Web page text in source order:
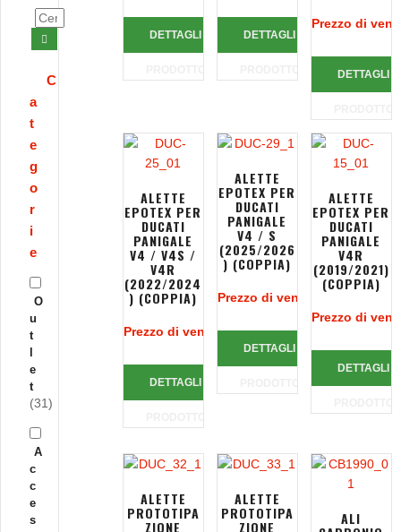
DETTAGLI DETTAGLI
Prezzo di
DETTAGLI
ALETTE
EPOTEX PER
DUCATI
PANIGALE
V4 / V4S /
V4R
(2022/2024
) (COPPIA)
Prezzo di vendita:327,00 €
DETTAGLI
ALETTE
EPOTEX PER
DUCATI
PANIGALE
V4 / S
(2025/2026
) (COPPIA)
Prezzo di vendita:
DETTAGLI
ALETTE
EPOTEX PER
DUCATI
PANIGALE
V4R
(2019/2021)
(COPPIA)
Prezzo di
DETTAGLI
ALETTE
PROTOTIPA
ZIONE
ALETTE
PROTOTIPA
ZIONE ALI
C
a
t
e
g
o
r
i
e
O
u
t
e
t
(31)
A
c
c
e
s